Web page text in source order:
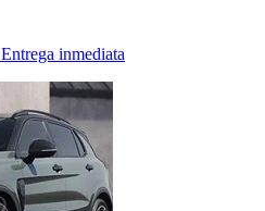
Entrega inmediata